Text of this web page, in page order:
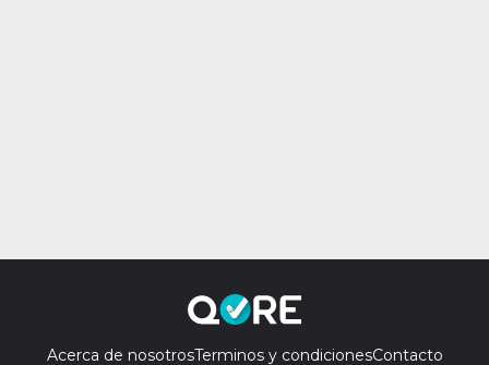
Acerca de nosotrosTerminos y condicionesContacto